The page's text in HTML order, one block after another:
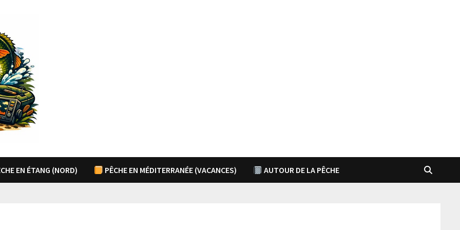
EN ÉTANG (NORD) PÊCHE EN MÉDITERRANÉE (VACANCES) AUTOUR DE LA PÊCHE